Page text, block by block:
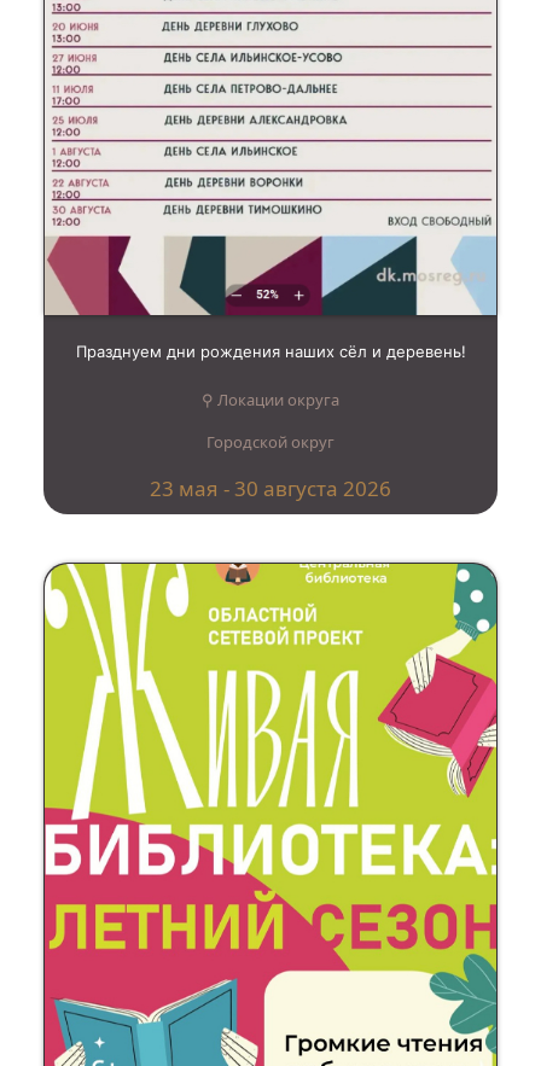
Празднуем дни рождения наших сёл и деревень!
⚲ Локации округа
Городской округ
23 мая - 30 августа 2026